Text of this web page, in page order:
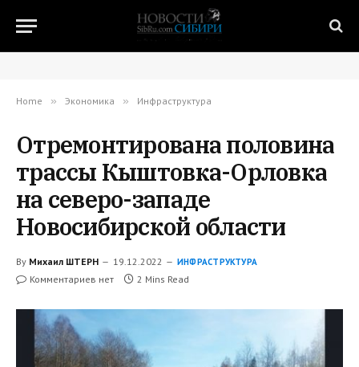
Home » Экономика » Инфраструктура
Отремонтирована половина
трассы Кыштовка-Орловка
на северо-западе
Новосибирской области
By Михаил ШТЕРН 19.12.2022 ИНФРАСТРУКТУРА
Комментариев нет 2 Mins Read